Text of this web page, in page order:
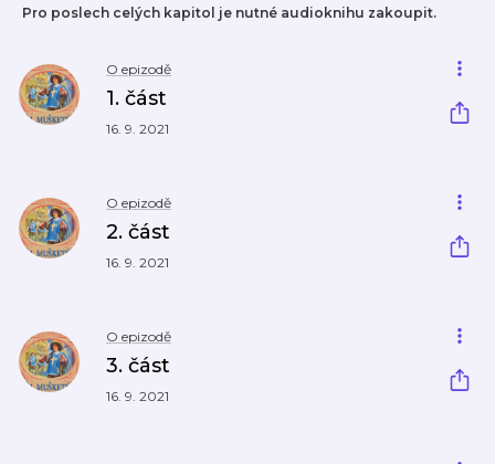
Pro poslech celých kapitol je nutné audioknihu zakoupit.
O epizodě
1. část
16. 9. 2021
O epizodě
2. část
16. 9. 2021
O epizodě
3. část
16. 9. 2021